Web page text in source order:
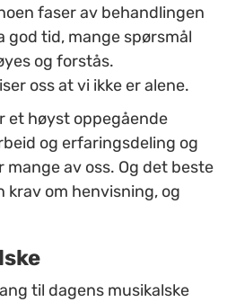
faser av behandlingen
god tid, mange spørsmål
og forstås.
oss at vi ikke er alene.
et høyst oppegående
og erfaringsdeling og
av oss. Og det beste
krav om henvisning, og
til dagens musikalske